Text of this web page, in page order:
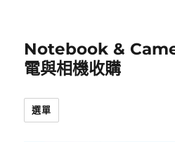
Notebook &
電與相機收購
選單